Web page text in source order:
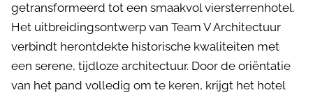
getransformeerd tot een smaakvol viersterrenhotel.
Het uitbreidingsontwerp van Team V Architectuur
verbindt herontdekte historische kwaliteiten met
een serene, tijdloze architectuur. Door de oriëntatie
van het pand volledig om te keren, krijgt het hotel